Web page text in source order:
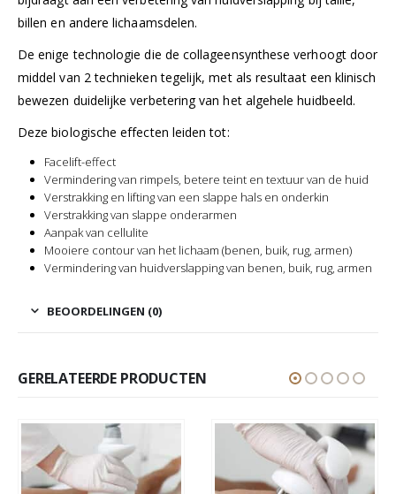
billen en andere lichaamsdelen.
De enige technologie die de collageensynthese verhoogt door
middel van 2 technieken tegelijk, met als resultaat een klinisch
bewezen duidelijke verbetering van het algehele huidbeeld.
Deze biologische effecten leiden tot:
Facelift-effect
Vermindering van rimpels, betere teint en textuur van de huid
Verstrakking en lifting van een slappe hals en onderkin
Verstrakking van slappe onderarmen
Aanpak van cellulite
Mooiere contour van het lichaam (benen, buik, rug, armen)
Vermindering van huidverslapping van benen, buik, rug, armen
BEOORDELINGEN (0)
GERELATEERDE PRODUCTEN